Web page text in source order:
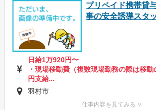
プリペイド携帯貸
事の安全誘導スタ
日給1万920円〜
・現場移動費（複数現場勤務の際は移
円支給...
羽村市
仕事内容を見てみる ∨